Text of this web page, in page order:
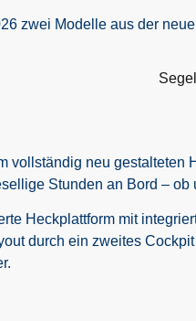
zwei Modelle aus der
vollständig neu
Stunden an Bord – ob
Heckplattform mit
durch ein zweites